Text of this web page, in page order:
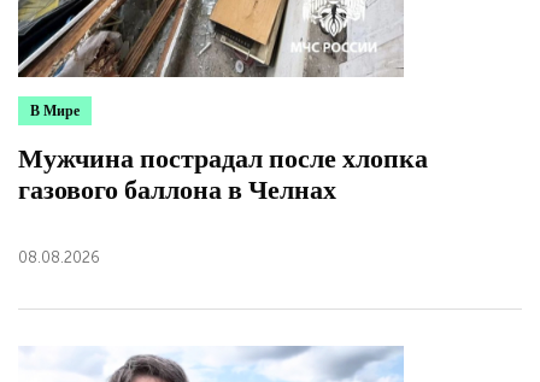
В Мире
Мужчина пострадал после хлопка
газового баллона в Челнах
08.08.2026